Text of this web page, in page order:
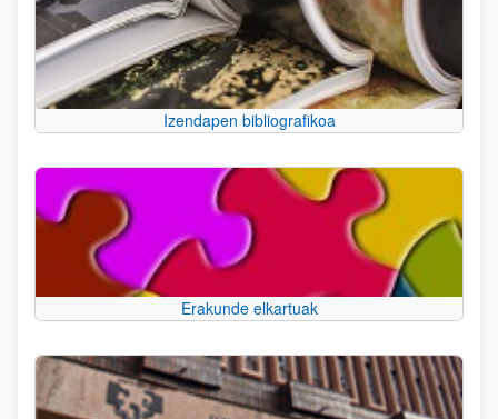
Izendapen bibliografikoa
Erakunde elkartuak